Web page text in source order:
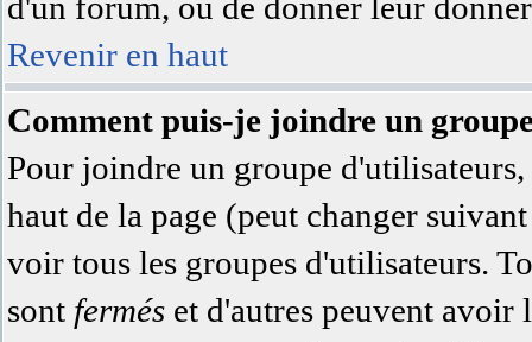
Revenir en haut
Comment puis-je joindre un
Pour joindre un groupe
haut de la page (peut changer
voir tous les groupes d'utilisateurs.
sont fermés et d'autres peuvent